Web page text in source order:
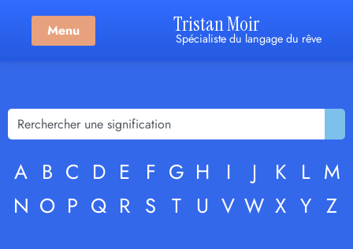
Menu Tristan Moir
Spécialiste du langage du rêve
A B C D E F G H I J K L M
N O P Q R S T U V W X Y Z